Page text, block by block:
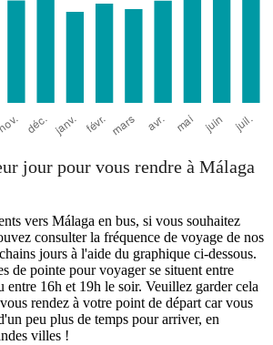
jour pour vous rendre à Málaga
vers Málaga en bus, si vous souhaitez
consulter la fréquence de voyage de nos
jours à l'aide du graphique ci-dessous.
de pointe pour voyager se situent entre
entre 16h et 19h le soir. Veuillez garder cela
rendez à votre point de départ car vous
peu plus de temps pour arriver, en
villes !